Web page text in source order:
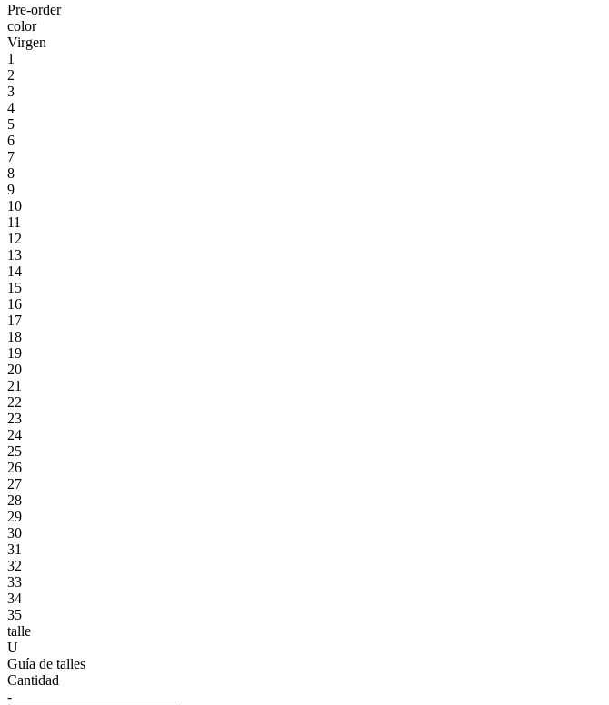
Pre-order
color
Virgen
1
2
3
4
5
6
7
8
9
10
11
12
13
14
15
16
17
18
19
20
21
22
23
24
25
26
27
28
29
30
31
32
33
34
35
talle
U
Guía de talles
Cantidad
-